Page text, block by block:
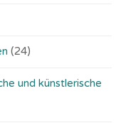
(24)
und künstlerische